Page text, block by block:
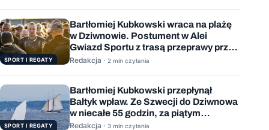
SPORT I REGATY
Bartłomiej Kubkowski wraca na plażę
w Dziwnowie. Postument w Alei
Gwiazd Sportu z trasą przeprawy przez
Bałtyk
Redakcja · 2 min czytania
SPORT I REGATY
Bartłomiej Kubkowski przepłynął
Bałtyk wpław. Ze Szwecji do Dziwnowa
w niecałe 55 godzin, za piątym
podejściem
Redakcja · 3 min czytania